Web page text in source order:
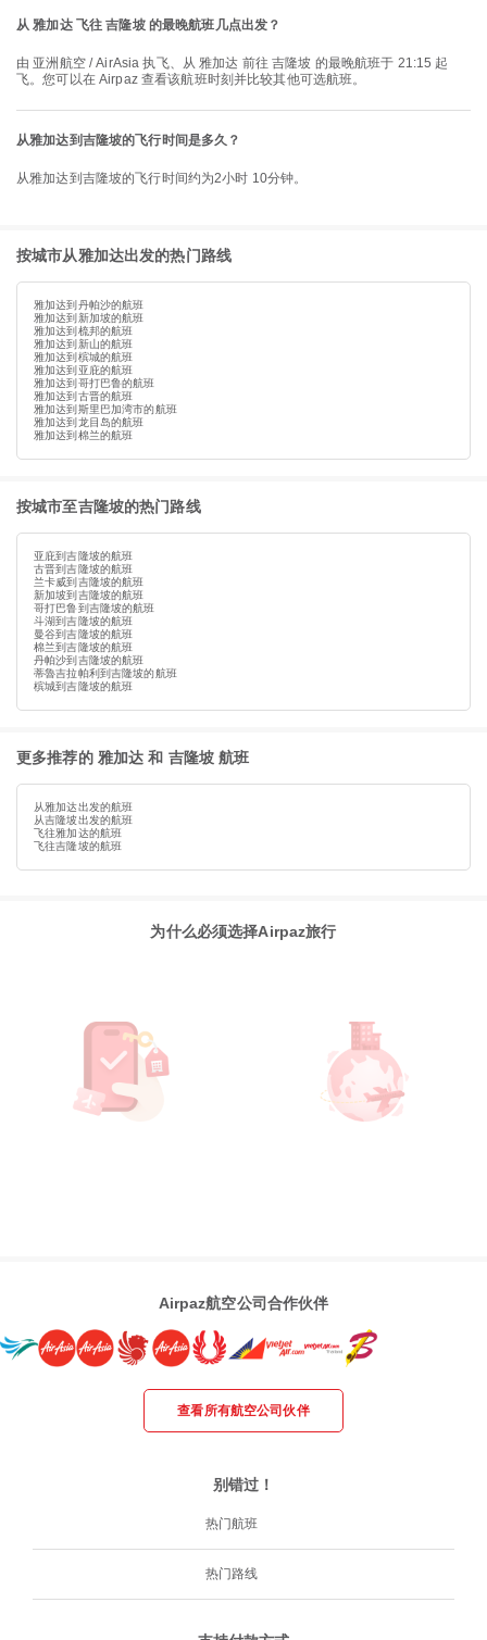
从 雅加达 飞往 吉隆坡 的最晚航班几点出发？
由 亚洲航空 / AirAsia 执飞、从 雅加达 前往 吉隆坡 的最晚航班于 21:15 起
飞。您可以在 Airpaz 查看该航班时刻并比较其他可选航班。
从雅加达到吉隆坡的飞行时间是多久？
从雅加达到吉隆坡的飞行时间约为2小时 10分钟。
按城市从雅加达出发的热门路线
雅加达到丹帕沙的航班
雅加达到新加坡的航班
雅加达到梳邦的航班
雅加达到新山的航班
雅加达到槟城的航班
雅加达到亚庇的航班
雅加达到哥打巴鲁的航班
雅加达到古晋的航班
雅加达到斯里巴加湾市的航班
雅加达到龙目岛的航班
雅加达到棉兰的航班
按城市至吉隆坡的热门路线
亚庇到吉隆坡的航班
古晋到吉隆坡的航班
兰卡威到吉隆坡的航班
新加坡到吉隆坡的航班
哥打巴鲁到吉隆坡的航班
斗湖到吉隆坡的航班
曼谷到吉隆坡的航班
棉兰到吉隆坡的航班
丹帕沙到吉隆坡的航班
蒂魯吉拉帕利到吉隆坡的航班
槟城到吉隆坡的航班
更多推荐的 雅加达 和 吉隆坡 航班
从雅加达出发的航班
从吉隆坡出发的航班
飞往雅加达的航班
飞往吉隆坡的航班
为什么必须选择Airpaz旅行
Airpaz航空公司合作伙伴
查看所有航空公司伙伴
别错过！
热门航班
热门路线